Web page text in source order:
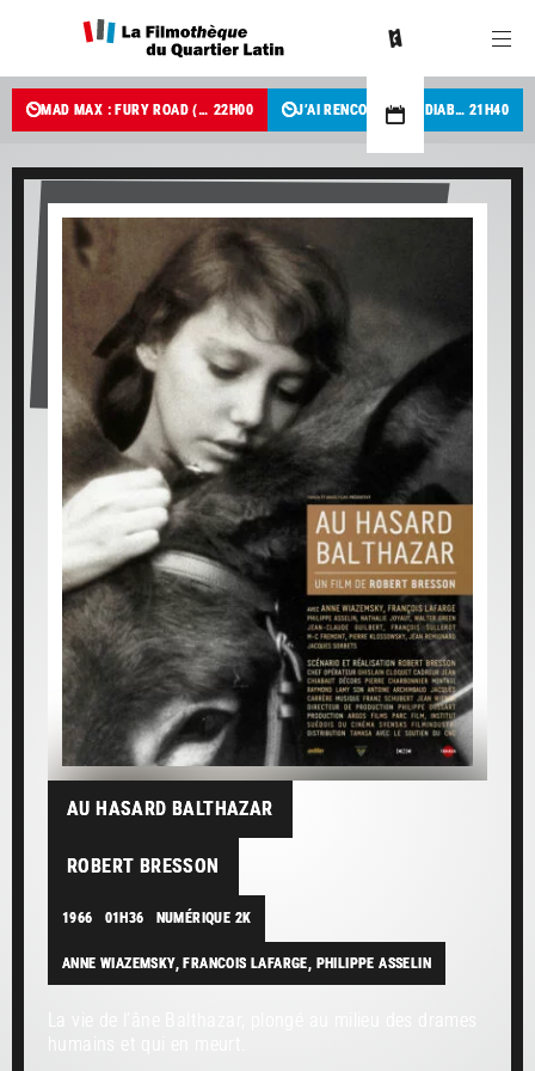
MAD MAX : FURY ROAD (3D) 22 H00 J’AI RENCONTRÉ LE DIABLE 21 H40
AU HASARD BALTHAZAR
ROBERT BRESSON
1966 01H36 NUMÉRIQUE 2K
ANNE WIAZEMSKY, FRANCOIS LAFARGE, PHILIPPE ASSELIN